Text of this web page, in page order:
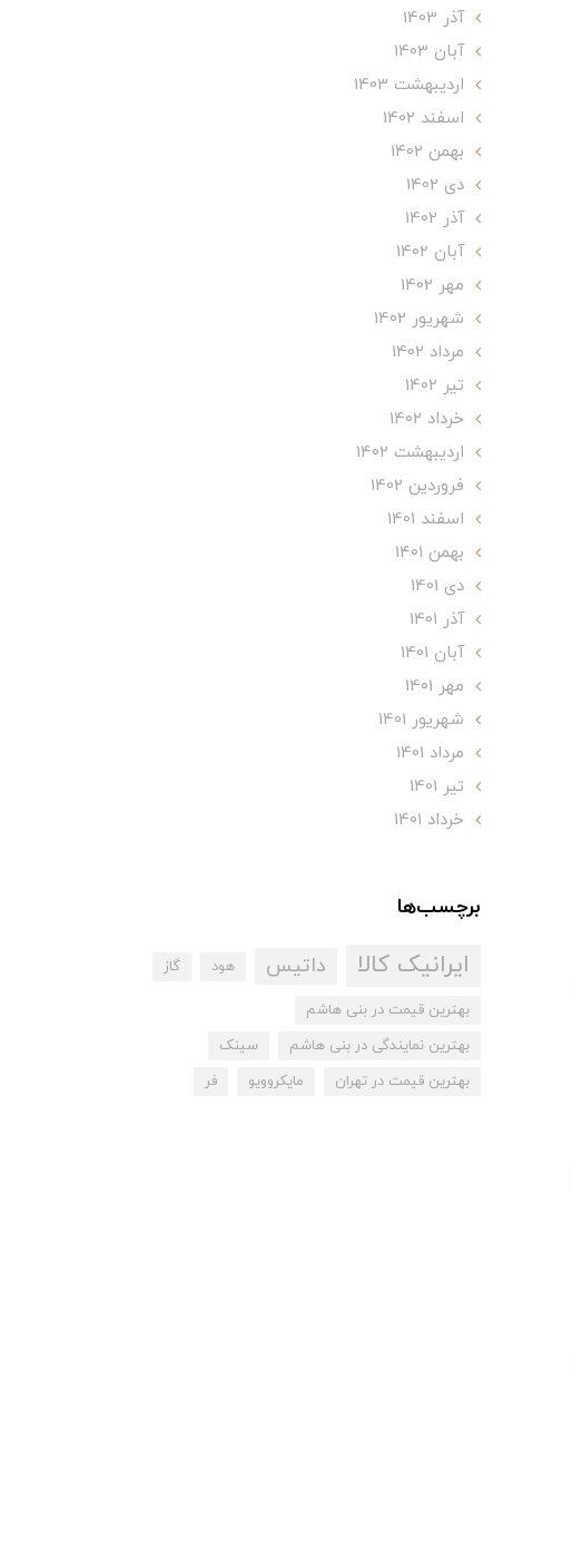
آذر 1403
آبان 1403
ارديبهشت 1403
اسفند 1402
بهمن 1402
دی 1402
آذر 1402
آبان 1402
مهر 1402
شهریور 1402
مرداد 1402
تير 1402
خرداد 1402
ارديبهشت 1402
فروردین 1402
اسفند 1401
بهمن 1401
دی 1401
آذر 1401
آبان 1401
مهر 1401
شهریور 1401
مرداد 1401
تير 1401
خرداد 1401
برچسب‌ها
ایرانیک کالا داتیس هود گاز
بهترین قیمت در بنی هاشم
بهترین نمایندگی در بنی هاشم
سینک
بهترین قیمت در تهران
مایکروویو فر